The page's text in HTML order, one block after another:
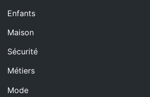
Enfants
Maison
Sécurité
Métiers
Mode